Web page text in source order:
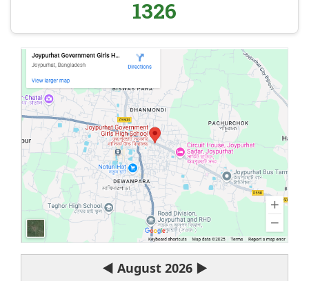
1326
◀ August 2026 ▶